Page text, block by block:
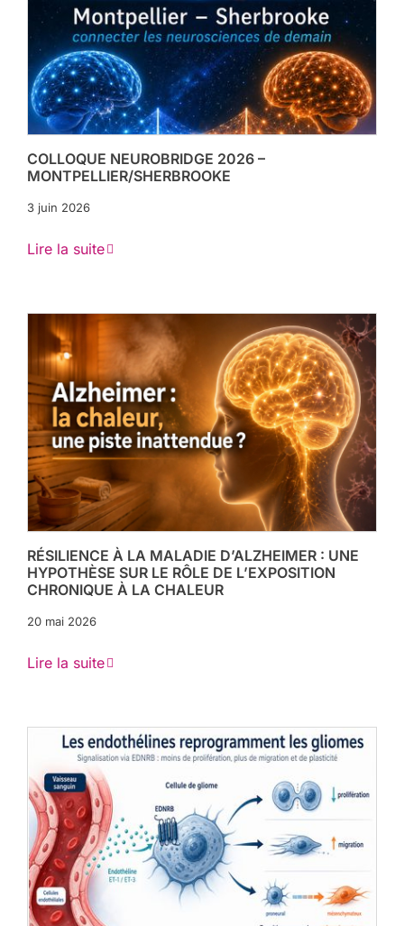
COLLOQUE NEUROBRIDGE 2026 –
MONTPELLIER/SHERBROOKE
3 juin 2026
Lire la suite
RÉSILIENCE À LA MALADIE D’ALZHEIMER : UNE
HYPOTHÈSE SUR LE RÔLE DE L’EXPOSITION
CHRONIQUE À LA CHALEUR
20 mai 2026
Lire la suite